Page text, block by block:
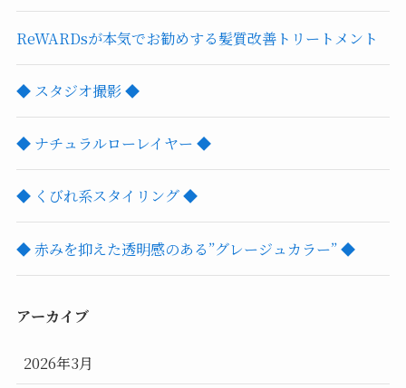
ReWARDsが本気でお勧めする髪質改善トリートメント
◆ スタジオ撮影 ◆
◆ ナチュラルローレイヤー ◆
◆ くびれ系スタイリング ◆
◆ 赤みを抑えた透明感のある”グレージュカラー” ◆
アーカイブ
2026年3月